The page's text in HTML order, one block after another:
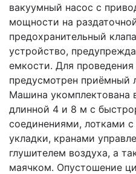
вакуумный насос с
мощности на
предохранительный
устройство,
емкости. Для проведения
предусмотрен
Машина
длинной 4 и 8 м с
соединениями, лотками
укладки, кранами
глушителем воздуха, а
маячком. Опустошение